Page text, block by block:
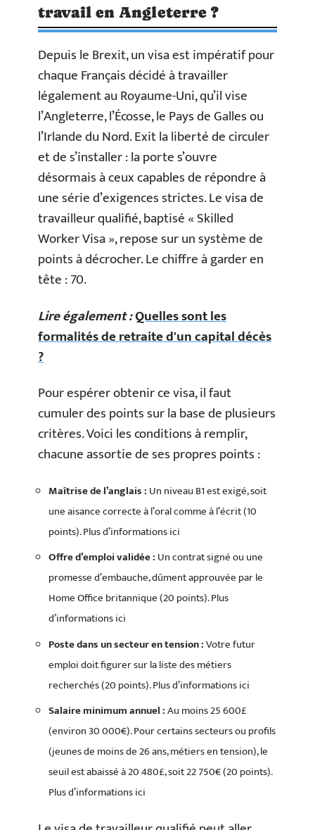
travail en Angleterre ?
Depuis le Brexit, un visa est impératif pour
chaque Français décidé à travailler
légalement au Royaume-Uni, qu’il vise
l’Angleterre, l’Écosse, le Pays de Galles ou
l’Irlande du Nord. Exit la liberté de circuler
et de s’installer : la porte s’ouvre
désormais à ceux capables de répondre à
une série d’exigences strictes. Le visa de
travailleur qualifié, baptisé « Skilled
Worker Visa », repose sur un système de
points à décrocher. Le chiffre à garder en
tête : 70.
Lire également :Quelles sont les
formalités de retraite d'un capital décès
?
Pour espérer obtenir ce visa, il faut
cumuler des points sur la base de plusieurs
critères. Voici les conditions à remplir,
chacune assortie de ses propres points :
Maîtrise de l’anglais : Un niveau B1 est exigé, soit
une aisance correcte à l’oral comme à l’écrit (10
points). Plus d’informations ici
Offre d’emploi validée : Un contrat signé ou une
promesse d’embauche, dûment approuvée par le
Home Office britannique (20 points). Plus
d’informations ici
Poste dans un secteur en tension :Votre futur
emploi doit figurer sur la liste des métiers
recherchés (20 points). Plus d’informations ici
Salaire minimum annuel :Au moins 25 600£
(environ 30 000€). Pour certains secteurs ou profils
(jeunes de moins de 26 ans, métiers en tension), le
seuil est abaissé à 20 480£, soit 22 750€ (20 points).
Plus d’informations ici